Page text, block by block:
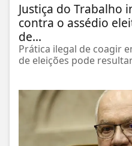
Justiça do Trabalho
contra o assédio
de...
Prática ilegal de coagir
de eleições pode